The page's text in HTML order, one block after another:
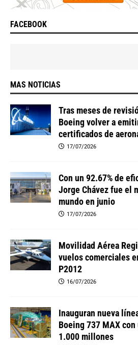
FACEBOOK
MAS NOTICIAS
Tras meses de
Boeing volver a
certificados de
17/07/2026
Con un 92.67% de
Jorge Chávez fue el
mundo en junio
17/07/2026
Movilidad Aérea
vuelos comerciales
P2012
16/07/2026
Inauguran nueva
Boeing 737 MAX
1.000 millones